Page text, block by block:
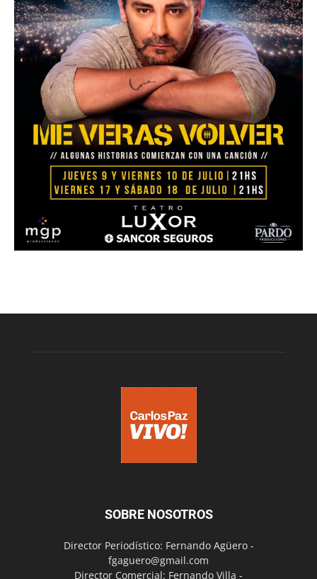
SOBRE NOSOTROS
Director Periodístico: Fernando Agüero -
fgaguero@gmail.com
Director Comercial: Fernando Villa -